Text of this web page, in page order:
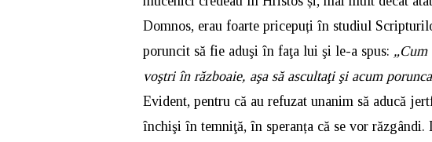
Domnos, erau foarte pricepuți în studiul
poruncit să fie aduşi în faţa lui şi le-a spus:
voştri în războaie, aşa să ascultaţi şi acum
Evident, pentru că au refuzat unanim să aducă
închişi în temniţă, în speranța că se vor răzgândi.